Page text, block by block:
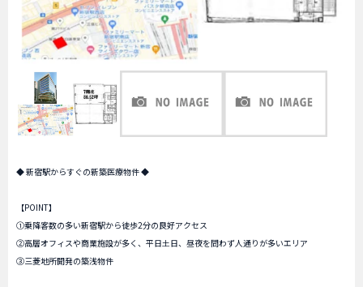
◆ 新宿駅からすぐの新築医療物件 ◆
【POINT】
①乗降客数の多い新宿駅から徒歩2分の良好アクセス
②高層オフィスや商業施設が多く、平日土日、昼夜を問わず人通りが多いエリア
③三菱地所開発の築浅物件